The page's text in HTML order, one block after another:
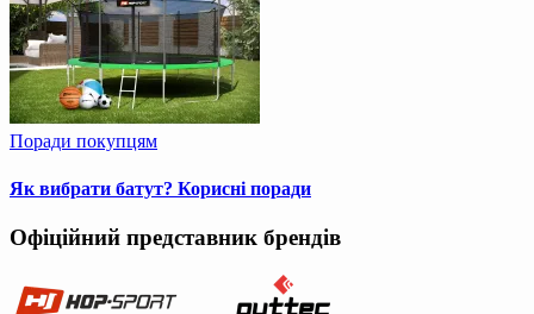
Поради покупцям
Як вибрати батут? Корисні поради
Офіційний представник брендів